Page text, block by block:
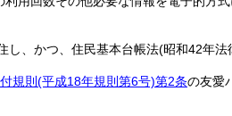
し、かつ、住民基本台帳法(昭和42年法
規則 (平成18年規則第6号)第2条の友愛